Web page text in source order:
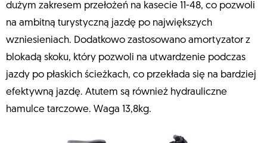
dużym zakresem przełożeń na kasecie 11-48, co pozwoli
na ambitną turystyczną jazdę po największych
wzniesieniach. Dodatkowo zastosowano amortyzator z
blokadą skoku, który pozwoli na utwardzenie podczas
jazdy po płaskich ścieżkach, co przekłada się na bardziej
efektywną jazdę. Atutem są również hydrauliczne
hamulce tarczowe. Waga 13,8kg.